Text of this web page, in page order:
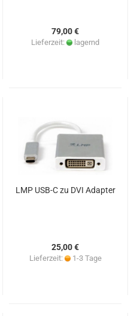
79,00 €
Lieferzeit: lagernd
LMP USB-C zu DVI Adapter
25,00 €
Lieferzeit: 1-3 Tage